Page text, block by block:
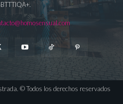
© Todos los derechos reservados